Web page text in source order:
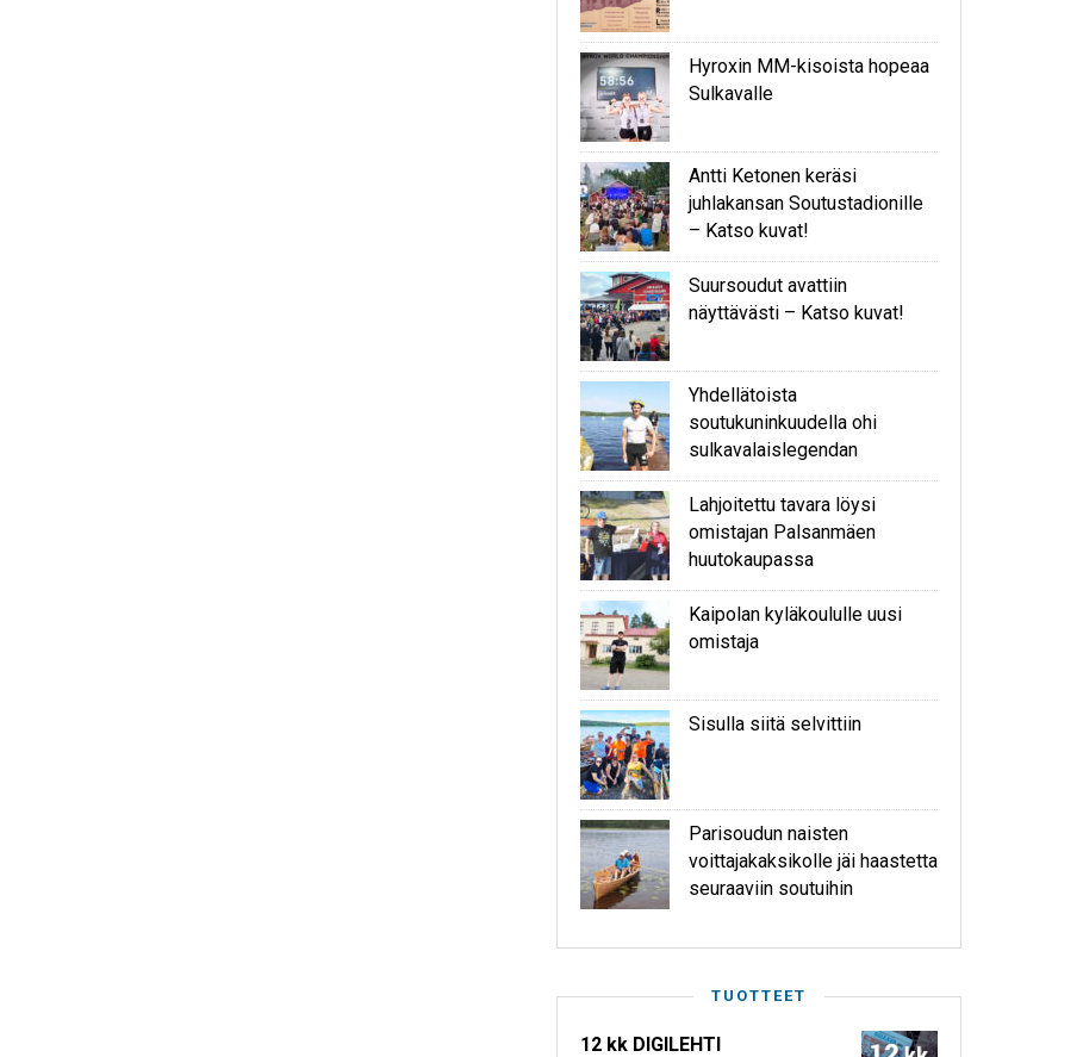
Hyroxin MM-kisoista hopeaa
Sulkavalle
Antti Ketonen keräsi
juhlakansan Soutustadionille
– Katso kuvat!
Suursoudut avattiin
näyttävästi – Katso kuvat!
Yhdellätoista
soutukuninkuudella ohi
sulkavalaislegendan
Lahjoitettu tavara löysi
omistajan Palsanmäen
huutokaupassa
Kaipolan kyläkoululle uusi
omistaja
Sisulla siitä selvittiin
Parisoudun naisten
voittajakaksikolle jäi haastetta
seuraaviin soutuihin
TUOTTEET
12 kk DIGILEHTI